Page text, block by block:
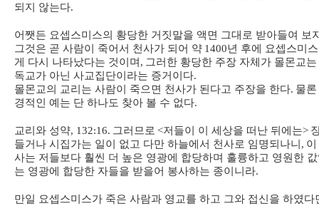
되지 않는다.
어쨋든 요셉스미스의 황당한 거짓말을 액면 그대로 받아들여 보
그것은 곧 사람이 죽어서 천사가 되어 약 1400년 후에 요셉스미
게 다시 나타났다는 것이며 , 그러한 황당한 주장 자체가 몰몬교는
독교가 아닌 사교집단이라는 증거이다.
몰몬교의 교리는 사람이 죽으면 천사가 된다고 주장을 한다. 물론
경적인 예는 단 하나도 찾아 볼 수 없다.
교리와 성약, 132:16. 그러므로 <저들이 이 세상을 떠난 뒤에는>
들거나 시집가는 일이 없고 다만 하늘에서 천사로 임명되나니 ,
사는 저들보다 훨씬 더 높은 영광에 합당하며 훌륭하고 영원한
는 영광에 합당한 자들을 받을어 봉사하는 종이니라.
만일 요셉스미스가 죽은 사람과 영교를 하고 그와 접신을 하였다